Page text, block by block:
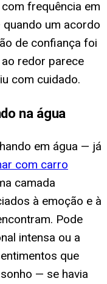
frequência em
um acordo
de confiança foi
redor parece
com cuidado.
na água
em água — já
com carro
camada
à emoção e à
Pode
intensa ou a
que
— se havia